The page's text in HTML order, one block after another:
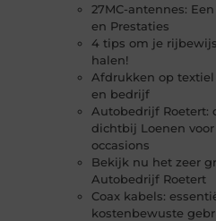
27MC-antennes:
en Prestaties
4 tips om je
halen!
Afdrukken op
en bedrijf
Autobedrijf Roetert:
dichtbij Loenen
occasions
Bekijk nu het zeer
Autobedrijf Roetert
Coax kabels:
kostenbewuste